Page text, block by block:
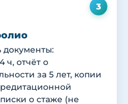
3
документы:
ч, отчёт о
за 5 лет, копии
о стаже (не